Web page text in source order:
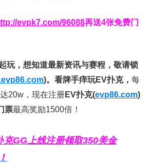
evpk7.com/96088再送4张免费门
玩， 想知道最新资讯与赛程， 敬请锁
)。 看牌手痒玩EV扑克， 每
20w，现在注册EV扑克(evp86.com)
票最高奖励1500倍！
克GG上线注册领取350美金